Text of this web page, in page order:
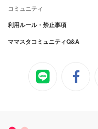
コミュニティ
利用ルール・禁止事項
ママスタコミュニティQ&A